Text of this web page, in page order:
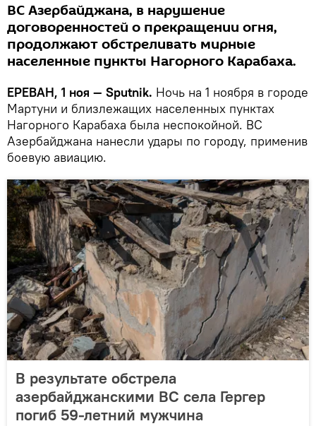
ВС Азербайджана, в нарушение
договоренностей о прекращении огня,
продолжают обстреливать мирные
населенные пункты Нагорного Карабаха.
ЕРЕВАН, 1 ноя — Sputnik. Ночь на 1 ноября в городе
Мартуни и близлежащих населенных пунктах
Нагорного Карабаха была неспокойной. ВС
Азербайджана нанесли удары по городу, применив
боевую авиацию.
В результате обстрела
азербайджанскими ВС села Гергер
погиб 59-летний мужчина